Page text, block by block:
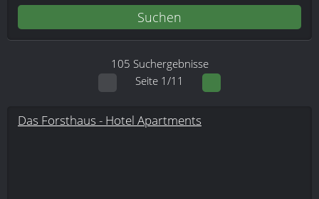
105 Suchergebnisse
Seite 1/11
Das Forsthaus - Hotel Apartments